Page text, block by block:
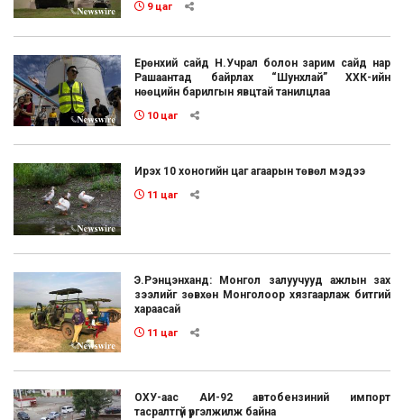
9 цаг
Ерөнхий сайд Н.Учрал болон зарим сайд нар
Рашаантад байрлах “Шунхлай” ХХК-ийн
нөөцийн барилгын явцтай танилцлаа
10 цаг
Ирэх 10 хоногийн цаг агаарын төвөл мэдээ
11 цаг
Э.Рэнцэнханд: Монгол залуучууд ажлын зах
зээлийг зөвхөн Монголоор хязгаарлаж битгий
хараасай
11 цаг
ОХУ-аас АИ-92 автобензиний импорт
тасралтгүй үргэлжилж байна